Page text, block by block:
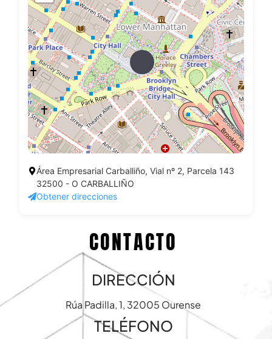
Área Empresarial Carballiño, Vial nº 2, Parcela 143
32500 - O CARBALLIÑO
Obtener direcciones
CONTACTO
DIRECCIÓN
Rúa Padilla, 1, 32005 Ourense
TELÉFONO